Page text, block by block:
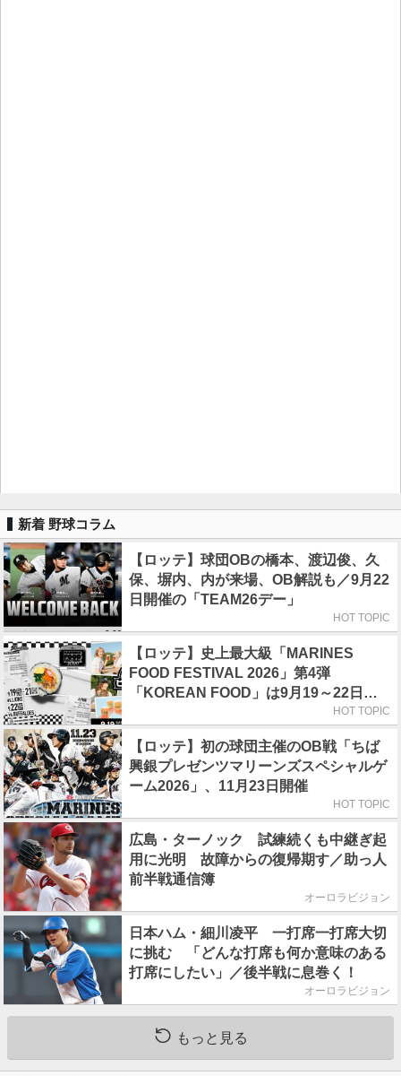
新着 野球コラム
【ロッテ】球団OBの橋本、渡辺俊、久
保、塀内、内が来場、OB解説も／9月22
日開催の「TEAM26デー」
HOT TOPIC
【ロッテ】史上最大級「MARINES
FOOD FESTIVAL 2026」第4弾
「KOREAN FOOD」は9月19～22日／
HOT TOPIC
【ロッテ】初の球団主催のOB戦「ちば
興銀プレゼンツマリーンズスペシャルゲ
ーム2026」、11月23日開催
HOT TOPIC
広島・ターノック 試練続くも中継ぎ起
用に光明 故障からの復帰期す／助っ人
前半戦通信簿
オーロラビジョン
日本ハム・細川凌平 一打席一打席大切
に挑む 「どんな打席も何か意味のある
打席にしたい」／後半戦に息巻く！
オーロラビジョン
もっと見る